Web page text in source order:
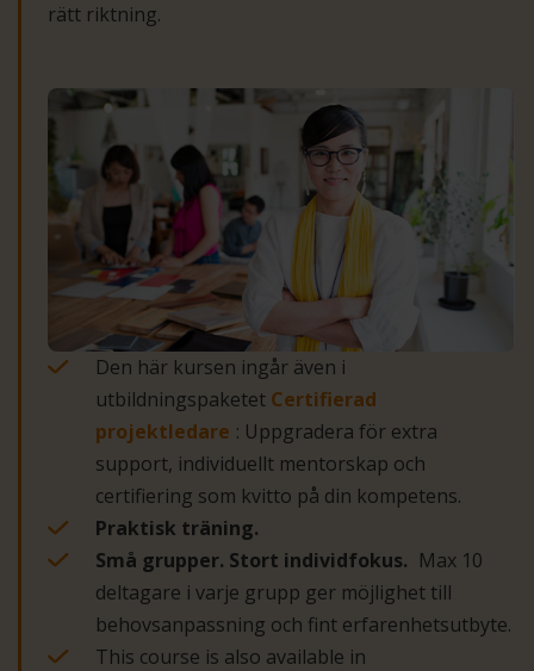
rätt riktning.
Den här kursen ingår även i
utbildningspaketet Certifierad
projektledare : Uppgradera för extra
support, individuellt mentorskap och
certifiering som kvitto på din kompetens.
Praktisk träning.
Små grupper. Stort individfokus. Max 10
deltagare i varje grupp ger möjlighet till
behovsanpassning och fint erfarenhetsutbyte.
This course is also available in